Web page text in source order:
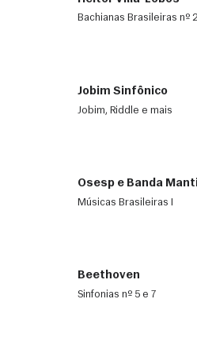
Bachianas Brasileiras nº
Jobim Sinfônico
Jobim, Riddle e mais
Osesp e Banda
Músicas Brasileiras I
Beethoven
Sinfonias nº 5 e 7